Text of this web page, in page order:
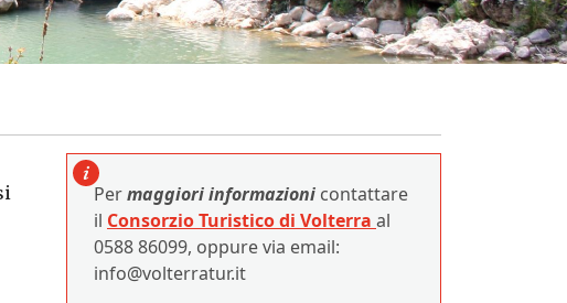
Permaggioriinformazioni contattare
il Consorzio Turistico di Volterra al
0588 86099, oppure via email:
info@volterratur.it